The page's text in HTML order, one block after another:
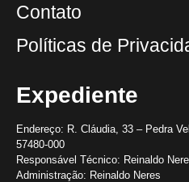
Contato
Políticas de
Expediente
Endereço: R. Cláudia, 33 – Pedra
57480-000
Responsável Técnico: Reinaldo
Administração: Reinaldo Neres